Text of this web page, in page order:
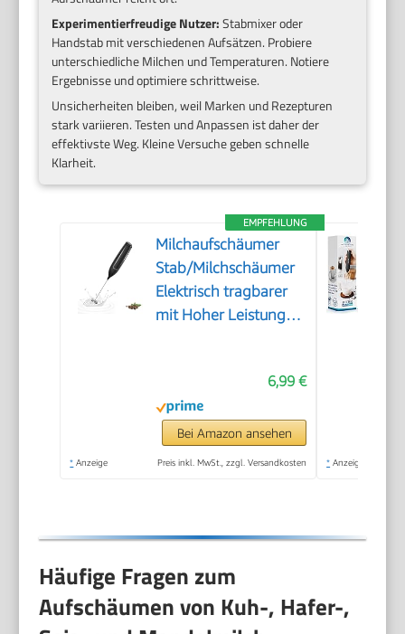
Experimentierfreudige Nutzer:Stabmixer oder
Handstab mit verschiedenen Aufsätzen. Probiere
unterschiedliche Milchen und Temperaturen. Notiere
Ergebnisse und optimiere schrittweise.
Unsicherheiten bleiben, weil Marken und Rezepturen
stark variieren. Testen und Anpassen ist daher der
effektivste Weg. Kleine Versuche geben schnelle
Klarheit.
EMPFEHLUNG
Milchaufschäumer
Stab/Milchschäumer
Elektrisch tragbarer
mit Hoher Leistung
batteriebetriebener
für Latte, Matcha-Tee,
Cappuccino, Schwarz
6,99 €
Bei Amazon ansehen
* Anzeige Preis inkl. MwSt., zzgl. Versandkosten * Anzeige
Häufige Fragen zum
Aufschäumen von Kuh-, Hafer-,